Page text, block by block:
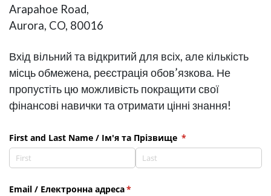
Arapahoe Road,
Aurora, CO, 80016
Вхід вільний та відкритий для всіх, але кількість
місць обмежена, реєстрація обов’язкова. Не
пропустіть цю можливість покращити свої
фінансові навички та отримати цінні знання!